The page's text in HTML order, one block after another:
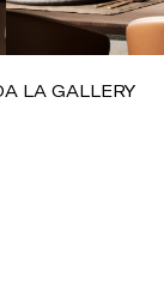
LA GALLERY